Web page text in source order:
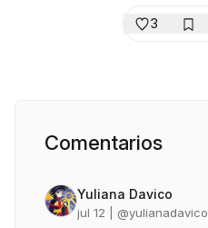
3
Comentarios
Yuliana Davico
jul 12 | @yulianadavico